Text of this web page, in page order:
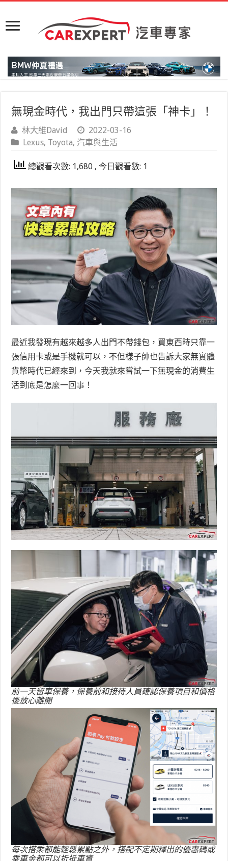
無現金時代，我出門只帶這張「神卡」！
林大維David
2022-03-16
Lexus, Toyota, 汽車與生活
總觀看次數: 1,680 , 今日觀看數: 1
最近我發現有越來越多人出門不帶錢包，買東西時只靠一
張信用卡或是手機就可以，不但樣子帥也告訴大家無實體
貨幣時代已經來到，今天我就來嘗試一下無現金的消費生
活到底是怎麼一回事！
前一天留車保養，保養前和接待人員確認保養項目和價格
後放心離開
每次搭乘都能輕鬆累點之外，搭配不定期釋出的優惠碼或
乘車金都可以折抵車資